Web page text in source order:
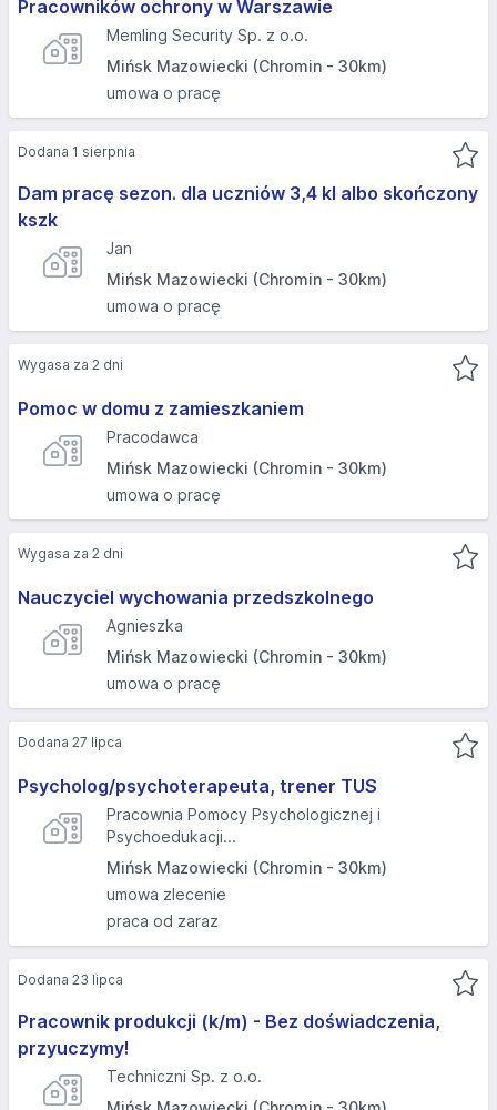
Pracowników ochrony w Warszawie
Memling Security Sp. z o.o.
Mińsk Mazowiecki (Chromin - 30km)
umowa o pracę
Dam pracę sezon. dla uczniów 3,4 kl albo skończony
kszk
Jan
Mińsk Mazowiecki (Chromin - 30km)
umowa o pracę
Dodana 1 sierpnia
Pomoc w domu z zamieszkaniem
Pracodawca
Mińsk Mazowiecki (Chromin - 30km)
umowa o pracę
Wygasa za 2 dni
Nauczyciel wychowania przedszkolnego
Agnieszka
Mińsk Mazowiecki (Chromin - 30km)
umowa o pracę
Wygasa za 2 dni
Psycholog/psychoterapeuta, trener TUS
Pracownia Pomocy Psychologicznej i
Psychoedukacji...
Mińsk Mazowiecki (Chromin - 30km)
umowa zlecenie
praca od zaraz
Dodana 27 lipca
Pracownik produkcji (k/m) - Bez doświadczenia,
przyuczymy!
Techniczni Sp. z o.o.
Dodana 23 lipca